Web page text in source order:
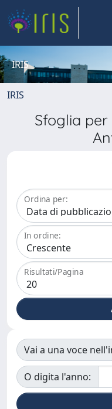
IRIS
IRIS
Sfoglia
Ordina per:
In ordine:
Risultati/Pagina
Vai a una voce
O digita l'anno: